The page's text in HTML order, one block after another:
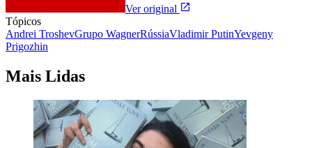
Ver original
Tópicos
Andrei TroshevGrupo WagnerRússiaVladimir PutinYevgeny
Prigozhin
Mais Lidas